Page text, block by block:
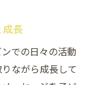
成長
での日々の活動
ながら成長して